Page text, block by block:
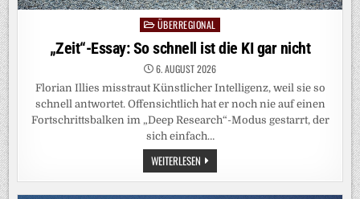
Posted
in
ÜBERREGIONAL
„Zeit“-Essay: So schnell ist die KI gar nicht
6. AUGUST 2026
Florian Illies misstraut Künstlicher Intelligenz, weil sie so
schnell antwortet. Offensichtlich hat er noch nie auf einen
Fortschrittsbalken im „Deep Research“-Modus gestarrt, der
sich einfach…
WEITERLESEN „ZEIT“-
ESSAY:
SO
SCHNELL